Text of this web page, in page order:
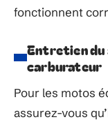
fonctionnent
Entretien du
carburateur
Pour les motos
assurez-vous